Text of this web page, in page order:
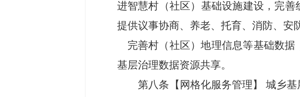
进智慧村（社区）基础设施建设，完善
提供议事协商、养老、托育、消防、安
完善村（社区）地理信息等基础数
基层治理数据资源共享。
第八条 【 网格化服务管理 】 城乡基